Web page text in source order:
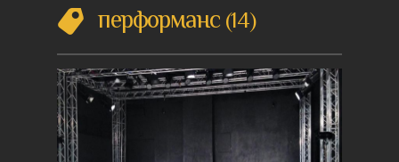
перформанс 14